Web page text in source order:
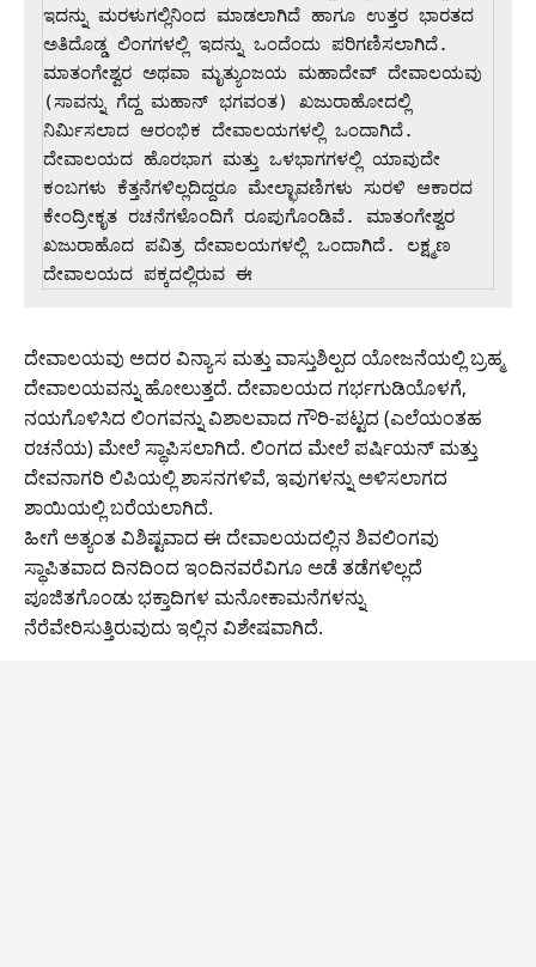
ಇದನ್ನು ಮರಳುಗಲ್ಲಿನಿಂದ ಮಾಡಲಾಗಿದೆ ಹಾಗೂ ಉತ್ತರ ಭಾರತದ
ಅತಿದೊಡ್ಡ ಲಿಂಗಗಳಲ್ಲಿ ಇದನ್ನು ಒಂದೆಂದು ಪರಿಗಣಿಸಲಾಗಿದೆ.
ಮಾತಂಗೇಶ್ವರ ಅಥವಾ ಮೃತ್ಯುಂಜಯ ಮಹಾದೇವ್ ದೇವಾಲಯವು
(ಸಾವನ್ನು ಗೆದ್ದ ಮಹಾನ್ ಭಗವಂತ) ಖಜುರಾಹೋದಲ್ಲಿ
ನಿರ್ಮಿಸಲಾದ ಆರಂಭಿಕ ದೇವಾಲಯಗಳಲ್ಲಿ ಒಂದಾಗಿದೆ.
ದೇವಾಲಯದ ಹೊರಭಾಗ ಮತ್ತು ಒಳಭಾಗಗಳಲ್ಲಿ ಯಾವುದೇ
ಕಂಬಗಳು ಕೆತ್ತನೆಗಳಿಲ್ಲದಿದ್ದರೂ ಮೇಲ್ಛಾವಣಿಗಳು ಸುರಳಿ ಆಕಾರದ
ಕೇಂದ್ರೀಕೃತ ರಚನೆಗಳೊಂದಿಗೆ ರೂಪುಗೊಂಡಿವೆ. ಮಾತಂಗೇಶ್ವರ
ಖಜುರಾಹೊದ ಪವಿತ್ರ ದೇವಾಲಯಗಳಲ್ಲಿ ಒಂದಾಗಿದೆ. ಲಕ್ಷ್ಮಣ
ದೇವಾಲಯದ ಪಕ್ಕದಲ್ಲಿರುವ ಈ
ದೇವಾಲಯವು ಅದರ ವಿನ್ಯಾಸ ಮತ್ತು ವಾಸ್ತುಶಿಲ್ಪದ ಯೋಜನೆಯಲ್ಲಿ ಬ್ರಹ್ಮ
ದೇವಾಲಯವನ್ನು ಹೋಲುತ್ತದೆ. ದೇವಾಲಯದ ಗರ್ಭಗುಡಿಯೊಳಗೆ,
ನಯಗೊಳಿಸಿದ ಲಿಂಗವನ್ನು ವಿಶಾಲವಾದ ಗೌರಿ-ಪಟ್ಟದ (ಎಲೆಯಂತಹ
ರಚನೆಯ) ಮೇಲೆ ಸ್ಥಾಪಿಸಲಾಗಿದೆ. ಲಿಂಗದ ಮೇಲೆ ಪರ್ಷಿಯನ್ ಮತ್ತು
ದೇವನಾಗರಿ ಲಿಪಿಯಲ್ಲಿ ಶಾಸನಗಳಿವೆ, ಇವುಗಳನ್ನು ಅಳಿಸಲಾಗದ
ಶಾಯಿಯಲ್ಲಿ ಬರೆಯಲಾಗಿದೆ.
ಹೀಗೆ ಅತ್ಯಂತ ವಿಶಿಷ್ಟವಾದ ಈ ದೇವಾಲಯದಲ್ಲಿನ ಶಿವಲಿಂಗವು
ಸ್ಥಾಪಿತವಾದ ದಿನದಿಂದ ಇಂದಿನವರೆವಿಗೂ ಅಡೆ ತಡೆಗಳಿಲ್ಲದೆ
ಪೂಜಿತಗೊಂಡು ಭಕ್ತಾದಿಗಳ ಮನೋಕಾಮನೆಗಳನ್ನು
ನೆರೆವೇರಿಸುತ್ತಿರುವುದು ಇಲ್ಲಿನ ವಿಶೇಷವಾಗಿದೆ.